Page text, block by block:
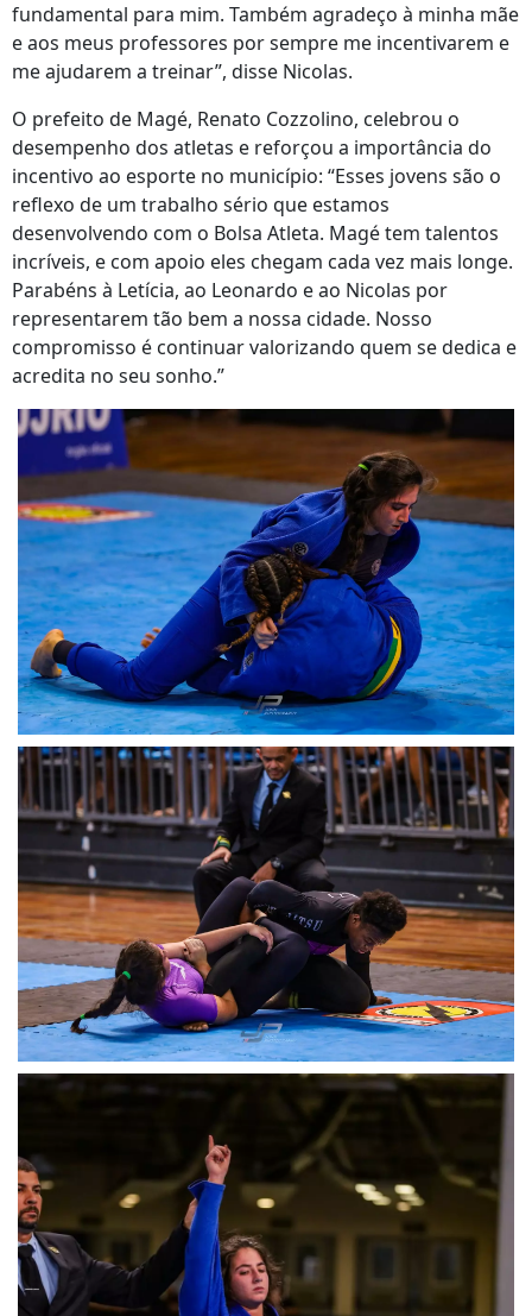
fundamental para mim. Também agradeço à minha mãe
e aos meus professores por sempre me incentivarem e
me ajudarem a treinar”, disse Nicolas.
O prefeito de Magé, Renato Cozzolino, celebrou o
desempenho dos atletas e reforçou a importância do
incentivo ao esporte no município: “Esses jovens são o
reflexo de um trabalho sério que estamos
desenvolvendo com o Bolsa Atleta. Magé tem talentos
incríveis, e com apoio eles chegam cada vez mais longe.
Parabéns à Letícia, ao Leonardo e ao Nicolas por
representarem tão bem a nossa cidade. Nosso
compromisso é continuar valorizando quem se dedica e
acredita no seu sonho.”